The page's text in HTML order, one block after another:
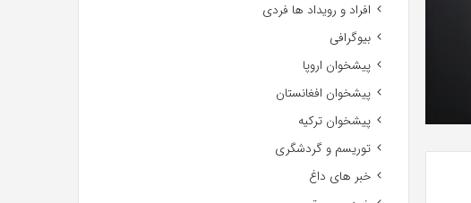
افراد و رویداد ها فردی
بیوگرافی
پیشخوان اروپا
پیشخوان افغانستان
پیشخوان ترکیه
توریسم و گردشگری
خبر های داغ